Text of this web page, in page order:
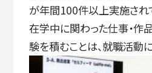
が年間100件以上実施され
在学中に関わった仕事・作
験を積むことは、就職活動